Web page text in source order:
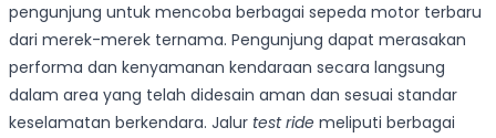
pengunjung untuk mencoba berbagai sepeda motor terbaru
dari merek-merek ternama. Pengunjung dapat merasakan
performa dan kenyamanan kendaraan secara langsung
dalam area yang telah didesain aman dan sesuai standar
keselamatan berkendara. Jalur test ride meliputi berbagai